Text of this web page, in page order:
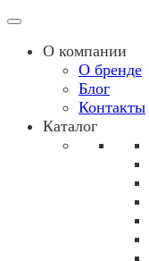
О компании
О бренде
Блог
Контакты
Каталог